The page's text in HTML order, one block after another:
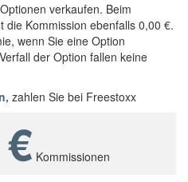
verkaufen. Beim
Kommission ebenfalls 0,00 €.
wenn Sie eine Option
der Option fallen keine
zahlen Sie bei Freestoxx
Kommissionen